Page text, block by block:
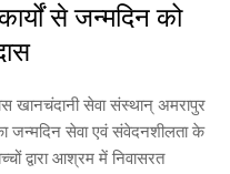
से जन्मदिन को
खानचंदानी सेवा संस्थान् अमरापुर
जन्मदिन सेवा एवं संवेदनशीलता के
द्वारा आश्रम में निवासरत